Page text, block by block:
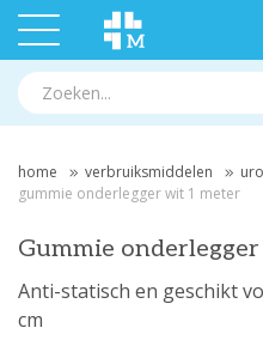
home verbruiksmiddelen
gummie onderlegger wit 1 meter
Gummie
Anti-statisch en geschikt
cm